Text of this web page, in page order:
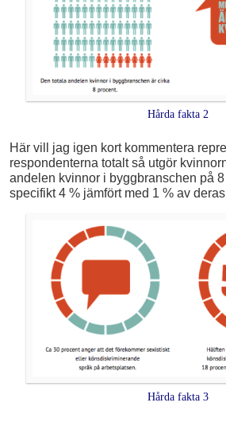
Hårda fakta 2
Här vill jag igen kort kommentera
respondenterna totalt så utgör
andelen kvinnor i byggbranschen på
specifikt 4 % jämfört med 1 % av
Hårda fakta 3